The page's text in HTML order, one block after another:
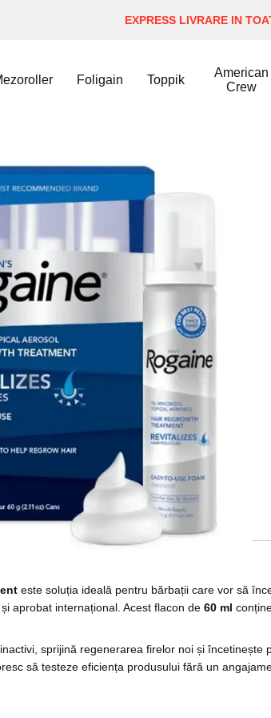
EXPRESS LIVRARE IN
Foligain Toppik
American
Crew
este soluția ideală pentru bărbații care vor să
aprobat internațional. Acest flacon de 60 ml
sprijină regenerarea firelor noi și încetinește
să testeze eficiența produsului fără un